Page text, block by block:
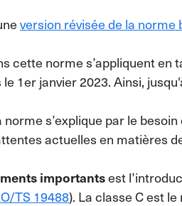
version révisée de la norme
cette norme s’appliquent en
1er janvier 2023. Ainsi,
norme s’explique par le
actuelles en matières
importantsest
TS 19488). La classe C est